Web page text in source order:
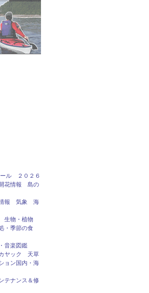
ール ２０２６
花情報 島の
報 気象 海
物・植物
・季節の食
音楽図鑑
ヤック 天草
ョン国内・海
テナンス＆修